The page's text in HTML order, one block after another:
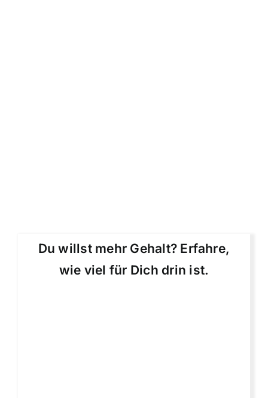
Du willst mehr Gehalt? Erfahre,
wie viel für Dich drin ist.